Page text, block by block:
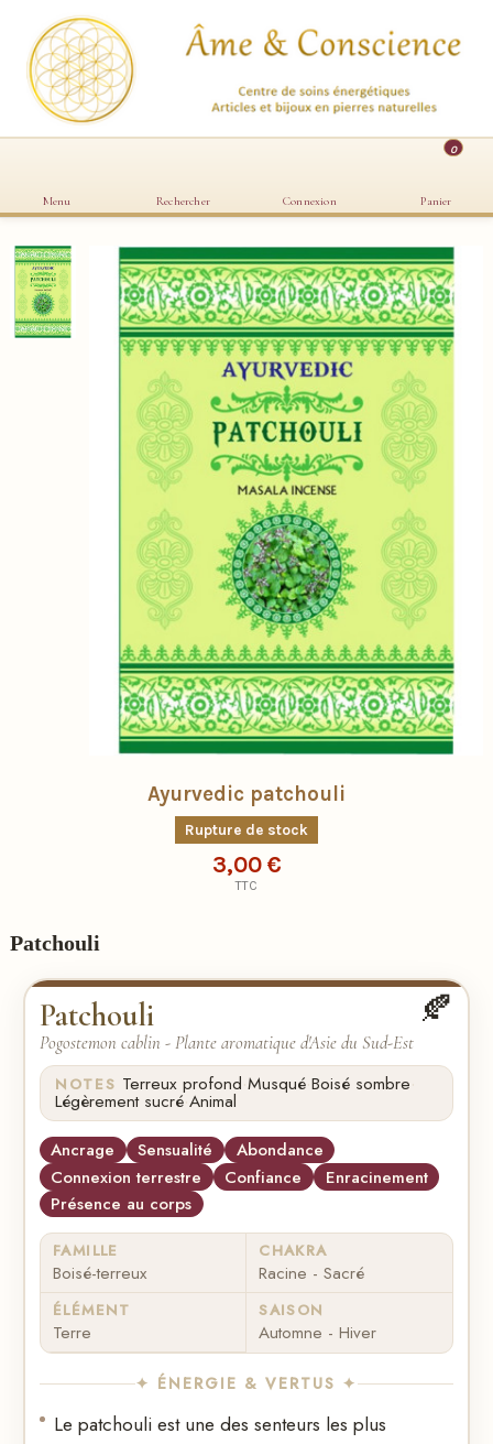
Menu Rechercher Connexion
0
Panier
Ayurvedic patchouli
Rupture de stock
3,00 €
TTC
Patchouli
Patchouli
Pogostemon cablin - Plante aromatique d'Asie du Sud-Est
🍂
NOTES Terreux profond·Musqué·Boisé sombre·
Légèrement sucré·Animal
Ancrage Sensualité
Abondance
Connexion terrestre
Confiance
Enracinement
Présence au corps
FAMILLE
Boisé-terreux
CHAKRA
Racine - Sacré
ÉLÉMENT
Terre
SAISON
Automne - Hiver
✦ ÉNERGIE & VERTUS ✦
Le patchouli est une des senteurs les plus